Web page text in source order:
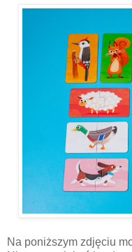
Na poniższym zdjęciu